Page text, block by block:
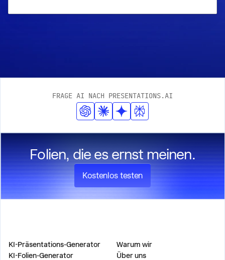
FRAGE AI NACH PRESENTATIONS.AI
Folien, die es ernst meinen.
Kostenlos testen
KI-Präsentations-Generator
KI-Folien-Generator
Warum wir
Über uns